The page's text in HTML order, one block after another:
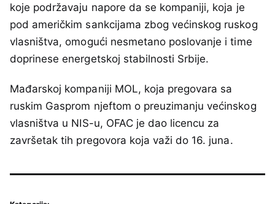
koje podržavaju napore da se kompaniji, koja je
pod američkim sankcijama zbog većinskog ruskog
vlasništva, omogući nesmetano poslovanje i time
doprinese energetskoj stabilnosti Srbije.
Mađarskoj kompaniji MOL, koja pregovara sa
ruskim Gasprom njeftom o preuzimanju većinskog
vlasništva u NIS-u, OFAC je dao licencu za
završetak tih pregovora koja važi do 16. juna.